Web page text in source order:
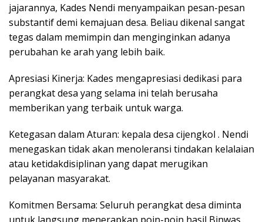
jajarannya, Kades Nendi menyampaikan pesan-pesan
substantif demi kemajuan desa. Beliau dikenal sangat
tegas dalam memimpin dan menginginkan adanya
perubahan ke arah yang lebih baik.
Apresiasi Kinerja: Kades mengapresiasi dedikasi para
perangkat desa yang selama ini telah berusaha
memberikan yang terbaik untuk warga.
Ketegasan dalam Aturan: kepala desa cijengkol . Nendi
menegaskan tidak akan menoleransi tindakan kelalaian
atau ketidakdisiplinan yang dapat merugikan
pelayanan masyarakat.
Komitmen Bersama: Seluruh perangkat desa diminta
untuk langsung menerapkan poin-poin hasil Binwas